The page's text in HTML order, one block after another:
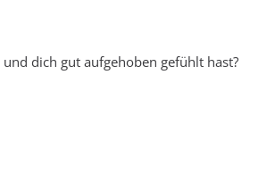
dich gut aufgehoben gefühlt hast?